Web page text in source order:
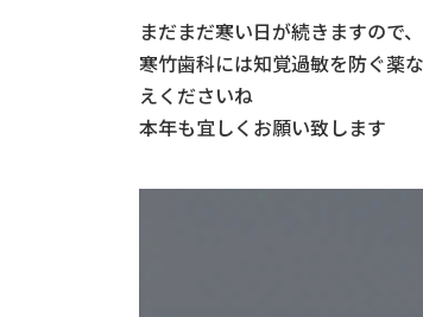
まだまだ寒い日が続きますので
寒竹歯科には知覚過敏を防ぐ薬
えくださいね
本年も宜しくお願い致します